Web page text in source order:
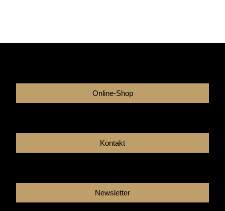
Online-Shop
Kontakt
Newsletter